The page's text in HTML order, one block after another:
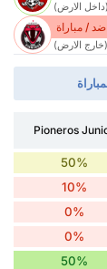
الارض)
الارض)
Pioneros
50%
10%
0%
0%
50%